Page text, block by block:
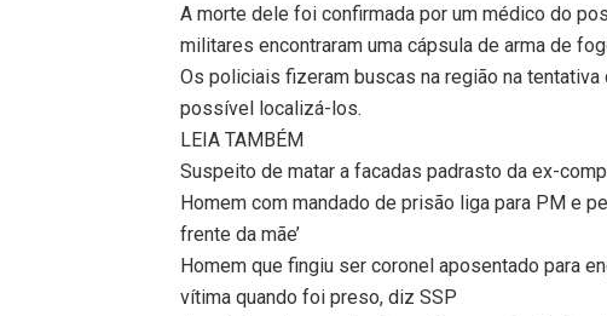
A morte dele foi confirmada por um médico do
militares encontraram uma cápsula de arma de
Os policiais fizeram buscas na região na
possível localizá-los.
LEIA TAMBÉM
Suspeito de matar a facadas padrasto da ex-
Homem com mandado de prisão liga para PM e
frente da mãe’
Homem que fingiu ser coronel aposentado para
vítima quando foi preso, diz SSP